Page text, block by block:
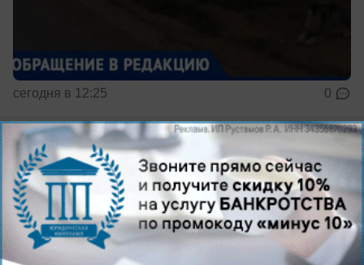
сегодня в 12:25 0
Общество
Волжанин раскрыл семейную тайну в
эфире «Малахова»: его родственник был
участником группы Дятлова
В эфире ток-шоу